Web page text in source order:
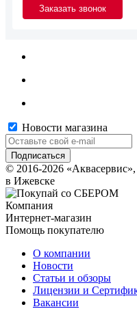
Новости магазина
© 2016-2026
в Ижевске
Компания
Интернет-магазин
Помощь покупателю
О компании
Новости
Статьи и обзоры
Лицензии и
Вакансии